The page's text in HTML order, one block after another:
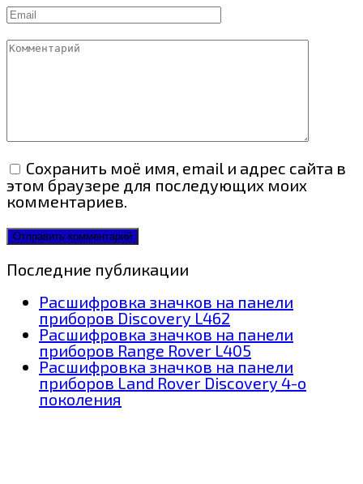
Email
Комментарий
Сохранить моё имя, email и адрес сайта в
этом браузере для последующих моих
комментариев.
Последние публикации
Расшифровка значков на панели
приборов Discovery L462
Расшифровка значков на панели
приборов Range Rover L405
Расшифровка значков на панели
приборов Land Rover Discovery 4-о
поколения